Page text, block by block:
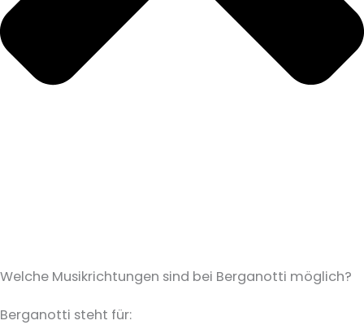
Welche Musikrichtungen sind bei Berganotti möglich?
Berganotti steht für: